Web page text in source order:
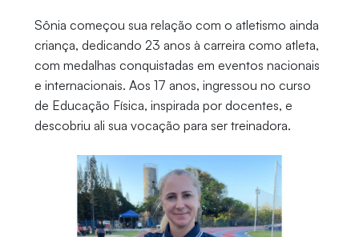
Sônia começou sua relação com o atletismo ainda
criança, dedicando 23 anos à carreira como atleta,
com medalhas conquistadas em eventos nacionais
e internacionais. Aos 17 anos, ingressou no curso
de Educação Física, inspirada por docentes, e
descobriu ali sua vocação para ser treinadora.